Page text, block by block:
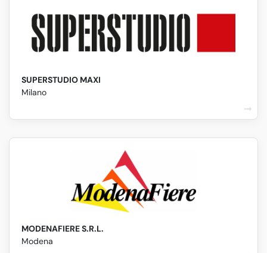
SUPERSTUDIO MAXI
Milano
MODENAFIERE S.R.L.
Modena